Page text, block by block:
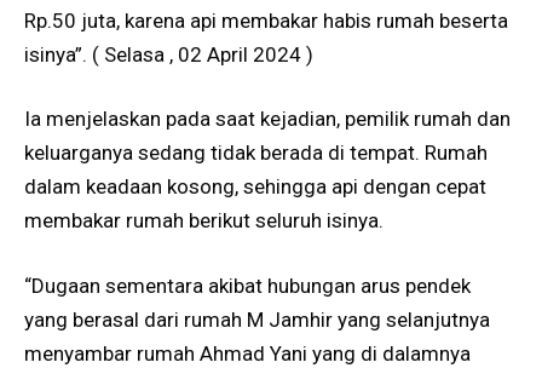
Rp.50 juta, karena api membakar habis rumah beserta
isinya”. ( Selasa , 02 April 2024 )
Ia menjelaskan pada saat kejadian, pemilik rumah dan
keluarganya sedang tidak berada di tempat. Rumah
dalam keadaan kosong, sehingga api dengan cepat
membakar rumah berikut seluruh isinya.
“Dugaan sementara akibat hubungan arus pendek
yang berasal dari rumah M Jamhir yang selanjutnya
menyambar rumah Ahmad Yani yang di dalamnya